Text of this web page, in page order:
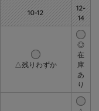
10-12
12-
14
△残りわずか
◎
在
庫
あ
り